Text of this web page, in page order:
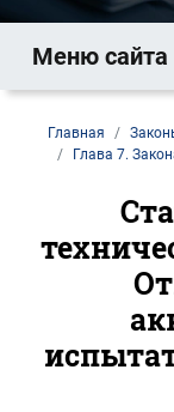
Меню сайта
Главная
Глава 7.